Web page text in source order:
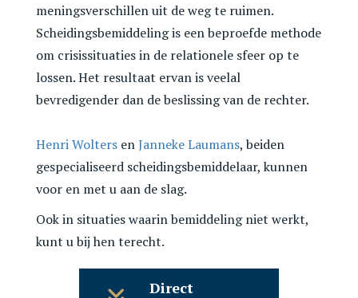
meningsverschillen uit de weg te ruimen.
Scheidingsbemiddeling is een beproefde methode
om crisissituaties in de relationele sfeer op te
lossen. Het resultaat ervan is veelal
bevredigender dan de beslissing van de rechter.
Henri Wolters enJanneke Laumans, beiden
gespecialiseerd scheidingsbemiddelaar, kunnen
voor en met u aan de slag.
Ook in situaties waarin bemiddeling niet werkt,
kunt u bij hen terecht.
Direct